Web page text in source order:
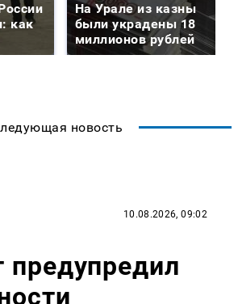
как
На Урале из казны
были украдены 18
миллионов рублей
новость
10.08.2026, 09:02
предупредил